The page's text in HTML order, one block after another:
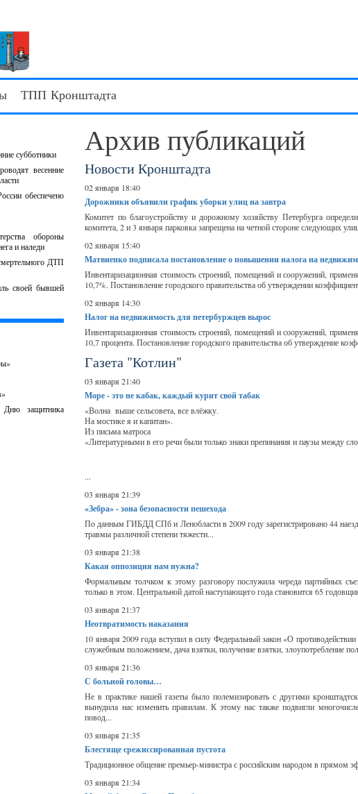
ТПП Кронштадта
субботники
весенние
обеспечено
обороны
и наледи
ДТП
своей бывшей
Дню защитника
Архив публикаций
Новости Кронштадта
02 января 18:40
Дорожники объявили график уборки улиц на завтра
Комитет по благоустройству и дорожному хозяйству Петербурга
комитета, 2 и 3 января парковка запрещена на четной стороне следующих
02 января 15:40
Матвиенко подписала постановление о повышении налога на
Инвентаризационная стоимость строений, помещений и сооружений,
10,7%. Постановление городского правительства об утверждении
02 января 14:30
Налог на недвижимость для петербуржцев вырос
Инвентаризационная стоимость строений, помещений и сооружений,
10,7 процента. Постановление городского правительства об утверждение
Газета "Котлин"
03 января 21:40
Море - это не кабак, каждый курит свой табак
«Волна выше сельсовета, все влёжку.
На мостике я и капитан».
Из письма матроса
«Литературными в его речи были только знаки препинания и паузы между
...
03 января 21:39
«Зебра» - зона безопасности пешехода
По данным ГИБДД СПб и Ленобласти в 2009 году зарегистрировано 44
травмы различной степени тяжести...
03 января 21:38
Какая оппозиция нам нужна?
Формальным толчком к этому разговору послужила череда партийных
только в этом. Центральной датой наступающего года становится 65
03 января 21:37
Неотвратимость наказания
10 января 2009 года вступил в силу Федеральный закон «О
служебным положением, дача взятки, получение взятки, злоупотребление
03 января 21:36
С больной головы…
Не в практике нашей газеты было полемизировать с другими
вынудила нас изменить правилам. К этому нас также подвигли
повод...
03 января 21:35
Блестяще срежиссированная пустота
Традиционное общение премьер-министра с российским народом в прямом
03 января 21:34